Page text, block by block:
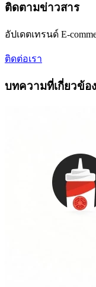
ติดตามข่าวสาร
อัปเดตเทรนด์ E-
ติดต่อเรา
บทความที่เกี่ยวข้อง